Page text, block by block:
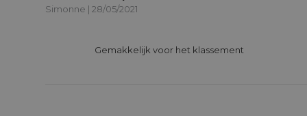
Simonne | 28/05/2021